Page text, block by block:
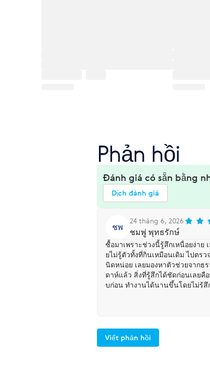
Phản hồi
Đánh giá có sẵn bằng
Dịch đánh giá
ชพ
24 tháng 6, 2026
ชมพู่ พุทธรักษ์
ซื้อมาเพราะช่วงนี้รู้สึกเหนื่อยง่า
ยไม่รู้ตัวทั้งที่กินเหมือนเดิม ไปตร
นิดหน่อย เลยมองหาตัวช่วยจาก
ดาห์แล้ว สิ่งที่รู้สึกได้ชัดก่อนเลยคื
บก่อน ทำงานได้นานขึ้นโดยไม่รู้สึ
กธรรมชาติทั้งหมด ไม่มีผลข้างเคีย
นบางตัวที่เคยลอง จะกินต่อเนื่องแ
Viết phản hồi